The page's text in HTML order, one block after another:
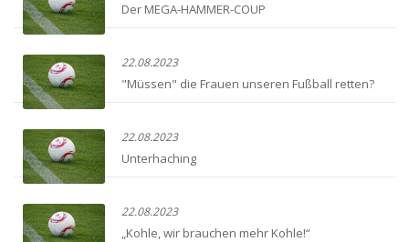
Der MEGA-HAMMER-COUP
22.08.2023
"Müssen" die Frauen unseren Fußball retten?
22.08.2023
Unterhaching
22.08.2023
„Kohle, wir brauchen mehr Kohle!“